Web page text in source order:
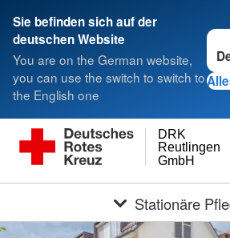
Sie befinden sich auf der
deutschen Website
You are on the German website,
you can use the switch to switch to
the English one
GmbH
Reutlingen
DRK
Stationäre